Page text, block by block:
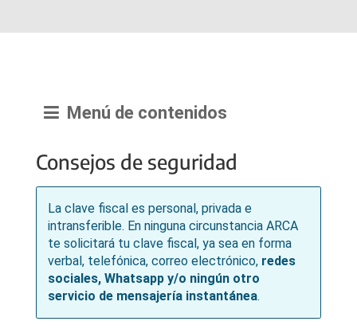
Menú de contenidos
Consejos de seguridad
La clave fiscal es personal, privada e
intransferible. En ninguna circunstancia ARCA
te solicitará tu clave fiscal, ya sea en forma
verbal, telefónica, correo electrónico, redes
sociales, Whatsapp y/o ningún otro
servicio de mensajería instantánea.